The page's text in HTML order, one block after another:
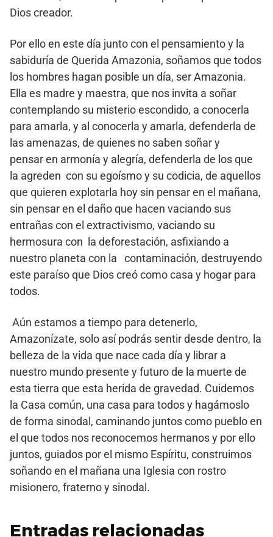
Dios creador.
Por ello en este día junto con el pensamiento y la
sabiduría de Querida Amazonia, soñamos que todos
los hombres hagan posible un día, ser Amazonia.
Ella es madre y maestra, que nos invita a soñar
contemplando su misterio escondido, a conocerla
para amarla, y al conocerla y amarla, defenderla de
las amenazas, de quienes no saben soñar y
pensar en armonía y alegría, defenderla de los que
la agreden con su egoísmo y su codicia, de aquellos
que quieren explotarla hoy sin pensar en el mañana,
sin pensar en el daño que hacen vaciando sus
entrañas con el extractivismo, vaciando su
hermosura con la deforestación, asfixiando a
nuestro planeta con la contaminación, destruyendo
este paraíso que Dios creó como casa y hogar para
todos.
Aún estamos a tiempo para detenerlo,
Amazonízate, solo así podrás sentir desde dentro, la
belleza de la vida que nace cada día y librar a
nuestro mundo presente y futuro de la muerte de
esta tierra que esta herida de gravedad. Cuidemos
la Casa común, una casa para todos y hagámoslo
de forma sinodal, caminando juntos como pueblo en
el que todos nos reconocemos hermanos y por ello
juntos, guiados por el mismo Espíritu, construimos
soñando en el mañana una Iglesia con rostro
misionero, fraterno y sinodal.
Entradas relacionadas